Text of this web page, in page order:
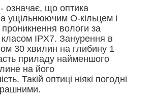
- означає, що оптика
ущільнюючим О-кільцем і
вологи за
IPX7. Занурення в
30 хвилин на глибину 1
приладу найменшого
на його
Такій оптиці ніякі погодні